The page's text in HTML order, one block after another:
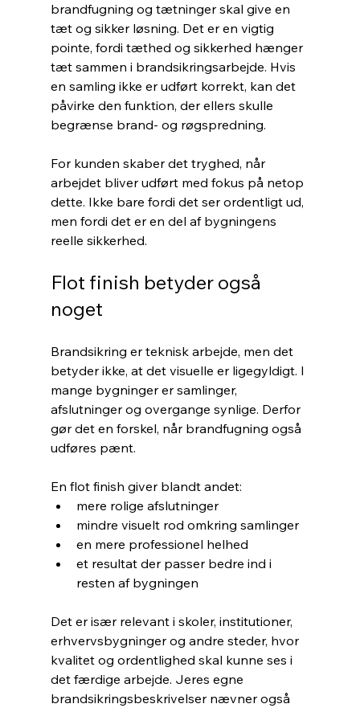
brandfugning og tætninger skal give en
tæt og sikker løsning. Det er en vigtig
pointe, fordi tæthed og sikkerhed hænger
tæt sammen i brandsikringsarbejde. Hvis
en samling ikke er udført korrekt, kan det
påvirke den funktion, der ellers skulle
begrænse brand- og røgspredning.
For kunden skaber det tryghed, når
arbejdet bliver udført med fokus på netop
dette. Ikke bare fordi det ser ordentligt ud,
men fordi det er en del af bygningens
reelle sikkerhed.
Flot finish betyder også
noget
Brandsikring er teknisk arbejde, men det
betyder ikke, at det visuelle er ligegyldigt. I
mange bygninger er samlinger,
afslutninger og overgange synlige. Derfor
gør det en forskel, når brandfugning også
udføres pænt.
En flot finish giver blandt andet:
mere rolige afslutninger
mindre visuelt rod omkring samlinger
en mere professionel helhed
et resultat der passer bedre ind i
resten af bygningen
Det er især relevant i skoler, institutioner,
erhvervsbygninger og andre steder, hvor
kvalitet og ordentlighed skal kunne ses i
det færdige arbejde. Jeres egne
brandsikringsbeskrivelser nævner også